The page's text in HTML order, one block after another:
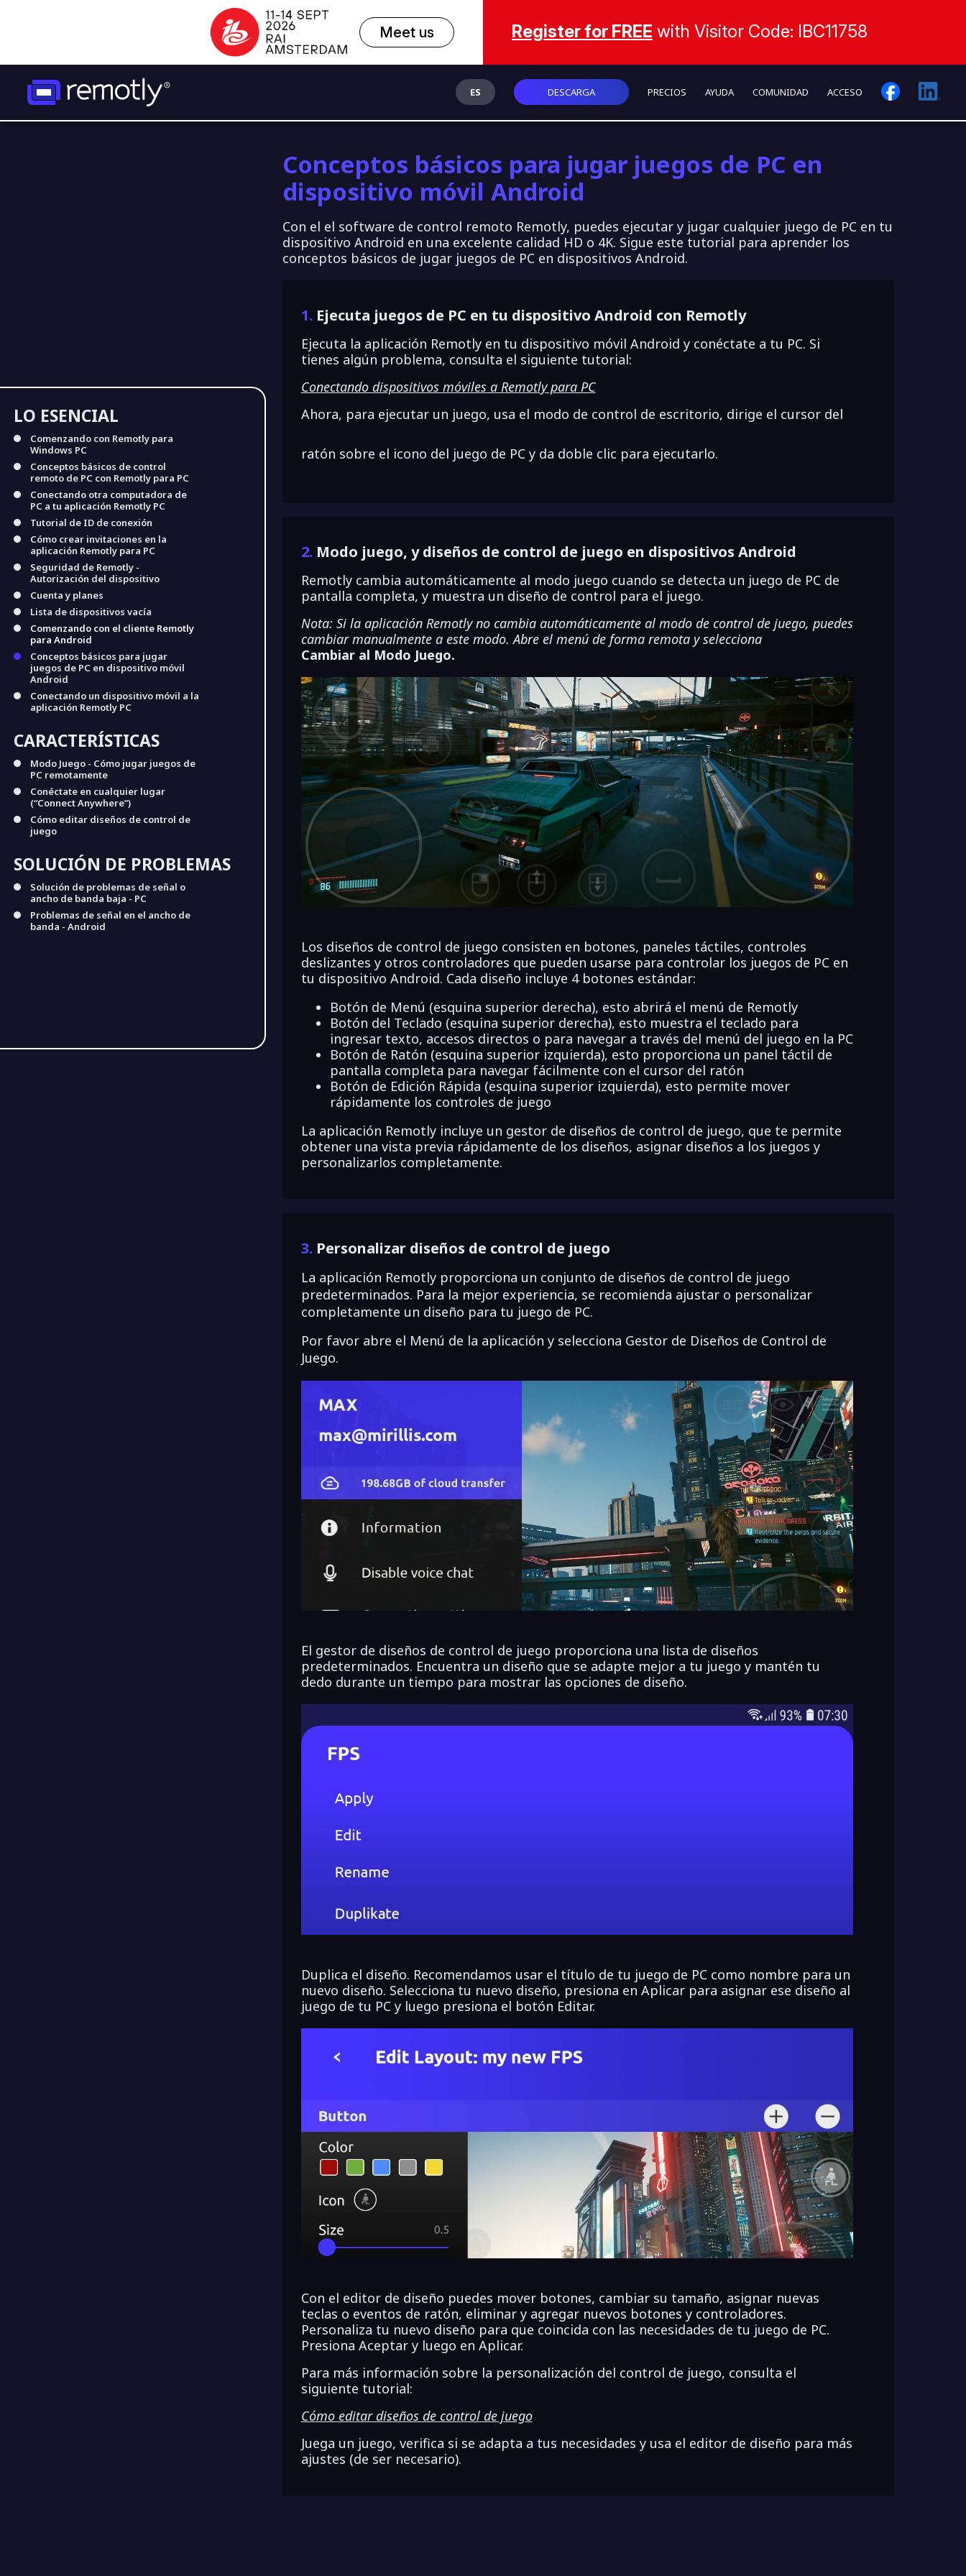
Meet us Register for FREE with Visitor Code: IBC11758
ES DESCARGA PRECIOS AYUDA COMUNIDAD ACCESO
LO ESENCIAL
Comenzando con Remotly para
Windows PC
Conceptos básicos de control
remoto de PC con Remotly para PC
Conectando otra computadora de
PC a tu aplicación Remotly PC
Tutorial de ID de conexión
Cómo crear invitaciones en la
aplicación Remotly para PC
Seguridad de Remotly -
Autorización del dispositivo
Cuenta y planes
Lista de dispositivos vacía
Comenzando con el cliente Remotly
para Android
Conceptos básicos para jugar
juegos de PC en dispositivo móvil
Android
Conectando un dispositivo móvil a la
aplicación Remotly PC
CARACTERÍSTICAS
Modo Juego - Cómo jugar juegos de
PC remotamente
Conéctate en cualquier lugar
(“Connect Anywhere”)
Cómo editar diseños de control de
juego
SOLUCIÓN DE PROBLEMAS
Solución de problemas de señal o
ancho de banda baja - PC
Problemas de señal en el ancho de
banda - Android
Conceptos básicos para jugar juegos de PC en
dispositivo móvil Android
Con el el software de control remoto Remotly, puedes ejecutar y jugar cualquier juego de PC en tu
dispositivo Android en una excelente calidad HD o 4K. Sigue este tutorial para aprender los
conceptos básicos de jugar juegos de PC en dispositivos Android.
1. Ejecuta juegos de PC en tu dispositivo Android con Remotly
Ejecuta la aplicación Remotly en tu dispositivo móvil Android y conéctate a tu PC. Si
tienes algún problema, consulta el siguiente tutorial:
Conectando dispositivos móviles a Remotly para PC
Ahora, para ejecutar un juego, usa el modo de control de escritorio, dirige el cursor del
ratón sobre el icono del juego de PC y da doble clic para ejecutarlo.
2. Modo juego, y diseños de control de juego en dispositivos Android
Remotly cambia automáticamente al modo juego cuando se detecta un juego de PC de
pantalla completa, y muestra un diseño de control para el juego.
Nota: Si la aplicación Remotly no cambia automáticamente al modo de control de juego, puedes
cambiar manualmente a este modo. Abre el menú de forma remota y selecciona
Cambiar al Modo Juego.
Los diseños de control de juego consisten en botones, paneles táctiles, controles
deslizantes y otros controladores que pueden usarse para controlar los juegos de PC en
tu dispositivo Android. Cada diseño incluye 4 botones estándar:
Botón de Menú (esquina superior derecha), esto abrirá el menú de Remotly
Botón del Teclado (esquina superior derecha), esto muestra el teclado para
ingresar texto, accesos directos o para navegar a través del menú del juego en la PC
Botón de Ratón (esquina superior izquierda), esto proporciona un panel táctil de
pantalla completa para navegar fácilmente con el cursor del ratón
Botón de Edición Rápida (esquina superior izquierda), esto permite mover
rápidamente los controles de juego
La aplicación Remotly incluye un gestor de diseños de control de juego, que te permite
obtener una vista previa rápidamente de los diseños, asignar diseños a los juegos y
personalizarlos completamente.
3. Personalizar diseños de control de juego
La aplicación Remotly proporciona un conjunto de diseños de control de juego
predeterminados. Para la mejor experiencia, se recomienda ajustar o personalizar
completamente un diseño para tu juego de PC.
Por favor abre el Menú de la aplicación y selecciona Gestor de Diseños de Control de
Juego.
El gestor de diseños de control de juego proporciona una lista de diseños
predeterminados. Encuentra un diseño que se adapte mejor a tu juego y mantén tu
dedo durante un tiempo para mostrar las opciones de diseño.
Duplica el diseño. Recomendamos usar el título de tu juego de PC como nombre para un
nuevo diseño. Selecciona tu nuevo diseño, presiona en Aplicar para asignar ese diseño al
juego de tu PC y luego presiona el botón Editar.
Con el editor de diseño puedes mover botones, cambiar su tamaño, asignar nuevas
teclas o eventos de ratón, eliminar y agregar nuevos botones y controladores.
Personaliza tu nuevo diseño para que coincida con las necesidades de tu juego de PC.
Presiona Aceptar y luego en Aplicar.
Para más información sobre la personalización del control de juego, consulta el
siguiente tutorial:
Cómo editar diseños de control de juego
Juega un juego, verifica si se adapta a tus necesidades y usa el editor de diseño para más
ajustes (de ser necesario).